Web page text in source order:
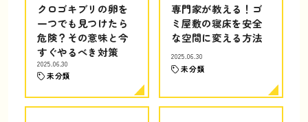
クロゴキブリの卵を
一つでも見つけたら
危険？その意味と今
すぐやるべき対策
2025.06.30
未分類
専門家が教える！ゴ
ミ屋敷の寝床を安全
な空間に変える方法
2025.06.30
未分類